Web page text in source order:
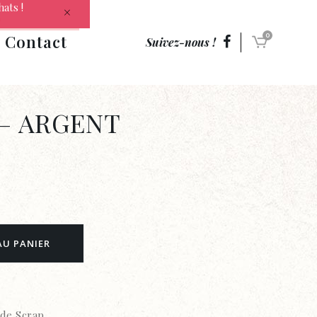
Suivez-nous ! 0
Contact
ARGENT
PANIER
!